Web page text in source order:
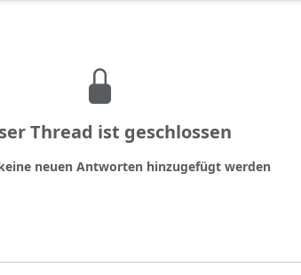
Thread ist geschlossen
neuen Antworten hinzugefügt werden